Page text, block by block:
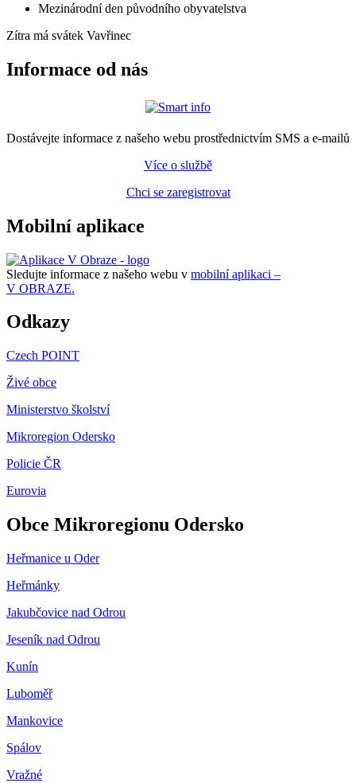
Mezinárodní den původního obyvatelstva
Zítra má svátek Vavřinec
Informace od nás
Dostávejte informace z našeho webu prostřednictvím SMS a e-mailů
Více o službě
Chci se zaregistrovat
Mobilní aplikace
Sledujte informace z našeho webu v mobilní aplikaci –
V OBRAZE.
Odkazy
Czech POINT
Živé obce
Ministerstvo školství
Mikroregion Odersko
Policie ČR
Eurovia
Obce Mikroregionu Odersko
Heřmanice u Oder
Heřmánky
Jakubčovice nad Odrou
Jeseník nad Odrou
Kunín
Luboměř
Mankovice
Spálov
Vražné